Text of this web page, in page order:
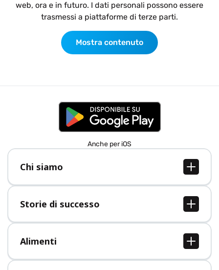
web, ora e in futuro. I dati personali possono essere
trasmessi a piattaforme di terze parti.
Mostra contenuto
Anche per iOS
Chi siamo
Chi siamo
Lavori
Stampa
Storie di successo
Tutte le storie di successo
Alimenti
Tutti i cibi